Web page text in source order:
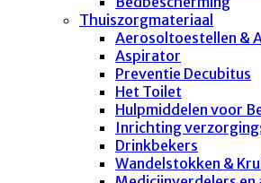
Thuiszorgmateriaal
Aerosoltoestellen &
Aspirator
Preventie Decubitus
Het Toilet
Hulpmiddelen voor
Inrichting
Drinkbekers
Wandelstokken &